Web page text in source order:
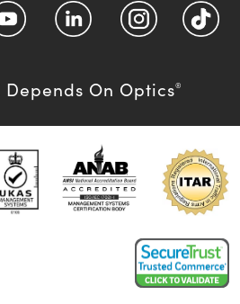
Depends On Optics®